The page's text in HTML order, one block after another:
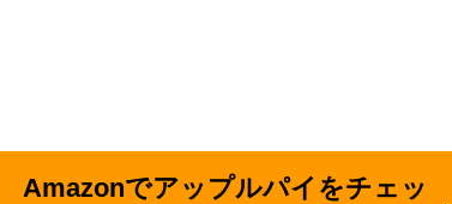
Amazonでアップルパイをチェッ